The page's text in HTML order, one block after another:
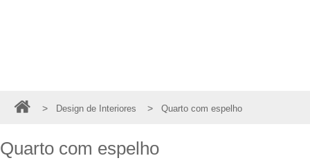
> Design de Interiores > Quarto com espelho
Quarto com espelho